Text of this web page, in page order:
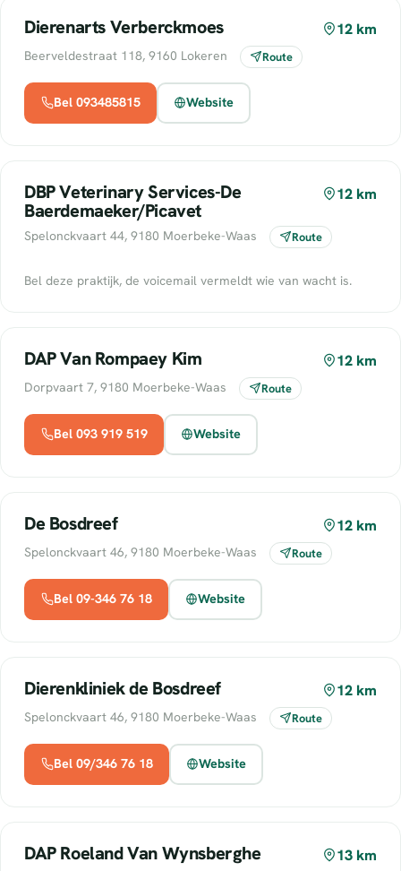
Dierenarts Verberckmoes 12 km
Beerveldestraat 118, 9160 Lokeren Route
Bel 093485815 Website
DBP Veterinary Services-De
Baerdemaeker/Picavet
12 km
Spelonckvaart 44, 9180 Moerbeke-Waas Route
Bel deze praktijk, de voicemail vermeldt wie van wacht is.
DAP Van Rompaey Kim 12 km
Dorpvaart 7, 9180 Moerbeke-Waas Route
Bel 093 919 519 Website
De Bosdreef 12 km
Spelonckvaart 46, 9180 Moerbeke-Waas Route
Bel 09-346 76 18 Website
Dierenkliniek de Bosdreef 12 km
Spelonckvaart 46, 9180 Moerbeke-Waas Route
Bel 09/346 76 18 Website
DAP Roeland Van Wynsberghe 13 km